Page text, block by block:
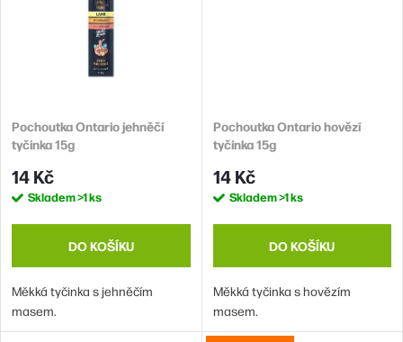
Pochoutka Ontario jehněčí
tyčinka 15g
14 Kč
Skladem>1 ks
DO KOŠÍKU
Měkká tyčinka s jehněčím
masem.
Pochoutka Ontario hovězí
tyčinka 15g
14 Kč
Skladem>1 ks
DO KOŠÍKU
Měkká tyčinka s hovězím
masem.